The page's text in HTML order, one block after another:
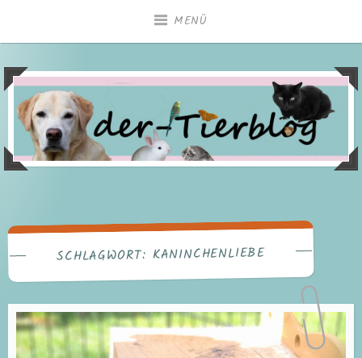
MENÜ
SCHLAGWORT: KANINCHENLIEBE